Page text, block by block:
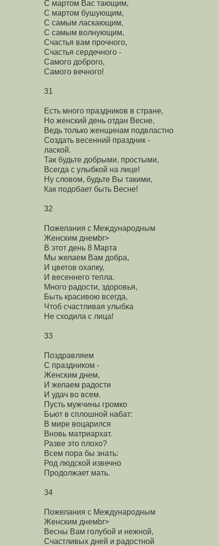
С мартом Вас тающим,
С мартом бушующим,
С самым ласкающим,
С самым волнующим,
Счастья вам прочного,
Счастья сердечного -
Самого доброго,
Самого вечного!
31
Есть много праздников в стране,
Но женский день отдан Весне,
Ведь только женщинам подвластно
Создать весенний праздник -
лаской.
Так будьте добрыми, простыми,
Всегда с улыбкой на лице!
Ну словом, будьте Вы такими,
Как подобает быть Весне!
32
Пожелания с Международным
Женским днемbr>
В этот день 8 Марта
Мы желаем Вам добра,
И цветов охапку,
И весеннего тепла.
Много радости, здоровья,
Быть красивою всегда,
Чтоб счастливая улыбка
Не сходила с лица!
33
Поздравляем
С праздником -
Женским днем,
И желаем радости
И удач во всем.
Пусть мужчины громко
Бьют в сплошной набат:
В мире воцарился
Вновь матриархат.
Разве это плохо?
Всем пора бы знать:
Род людской извечно
Продолжает мать.
34
Пожелания с Международным
Женским днемbr>
Весны Вам голубой и нежной,
Счастливых дней и радостной